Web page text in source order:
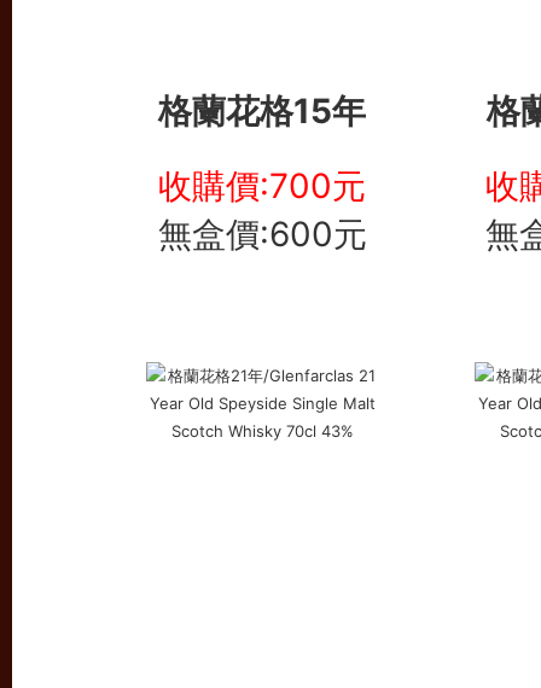
格蘭花格15年
格
收購價:700元
無盒價:600元
收
無